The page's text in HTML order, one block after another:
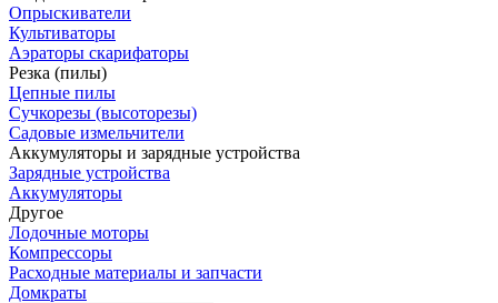
Опрыскиватели
Культиваторы
Аэраторы скарифаторы
Резка (пилы)
Цепные пилы
Сучкорезы (высоторезы)
Садовые измельчители
Аккумуляторы и зарядные устройства
Зарядные устройства
Аккумуляторы
Другое
Лодочные моторы
Компрессоры
Расходные материалы и запчасти
Домкраты